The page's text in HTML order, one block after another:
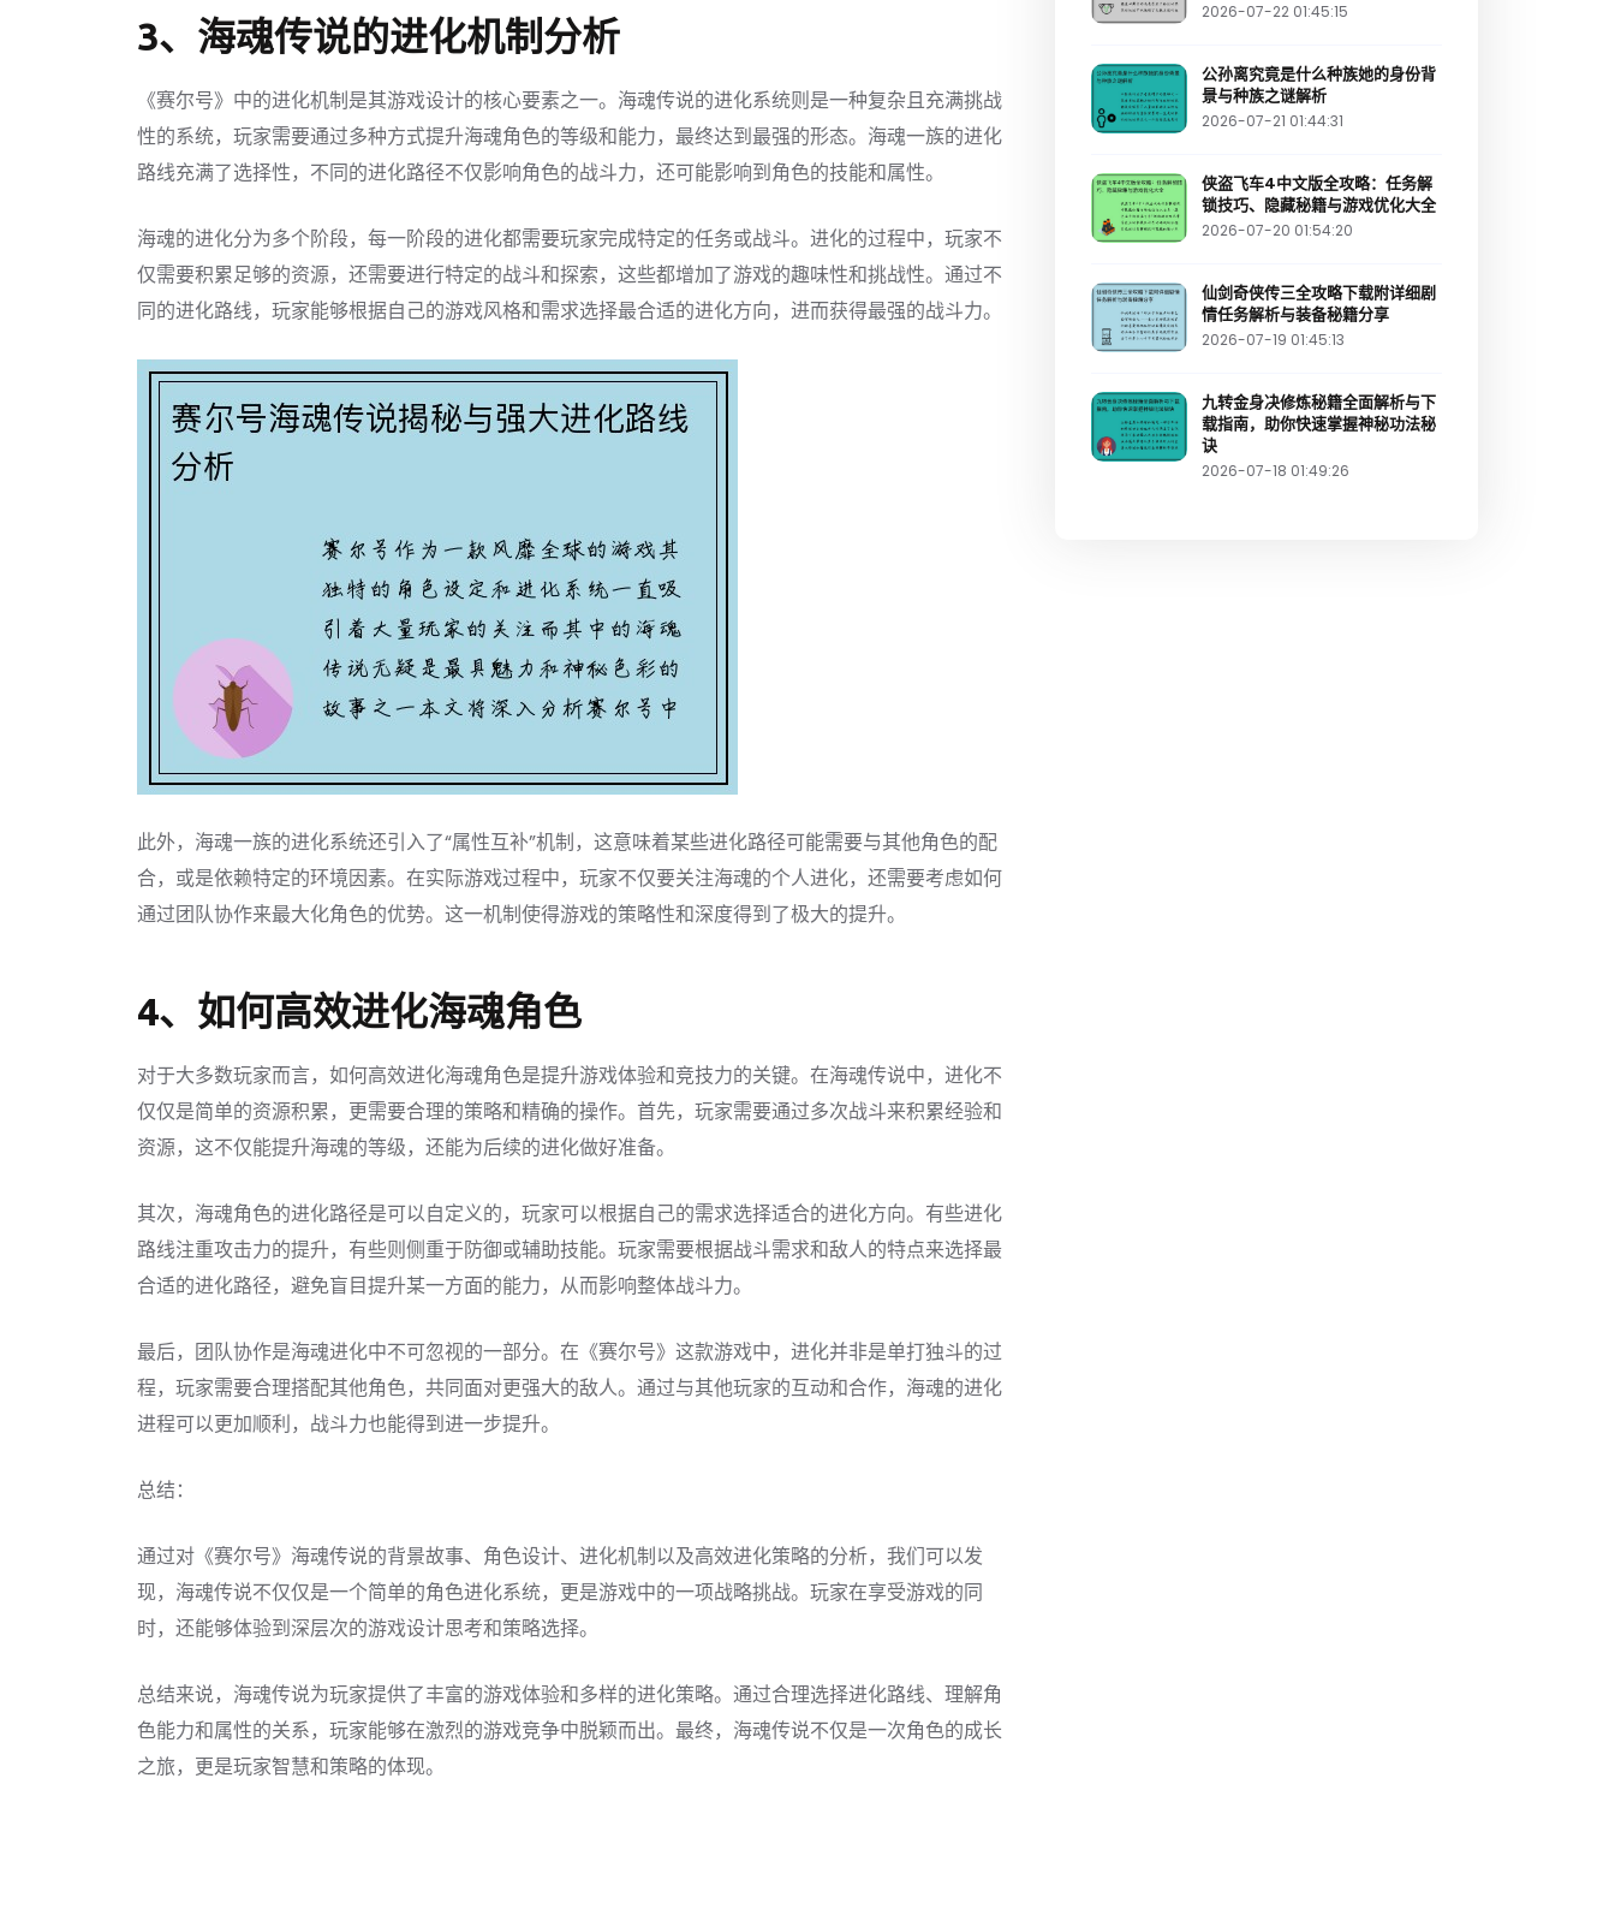
3、海魂传说的进化机制分析
《赛尔号》中的进化机制是其游戏设计的核心要素之一。海魂传说的进化系统则是一种复杂且充满挑战
性的系统，玩家需要通过多种方式提升海魂角色的等级和能力，最终达到最强的形态。海魂一族的进化
路线充满了选择性，不同的进化路径不仅影响角色的战斗力，还可能影响到角色的技能和属性。
海魂的进化分为多个阶段，每一阶段的进化都需要玩家完成特定的任务或战斗。进化的过程中，玩家不
仅需要积累足够的资源，还需要进行特定的战斗和探索，这些都增加了游戏的趣味性和挑战性。通过不
同的进化路线，玩家能够根据自己的游戏风格和需求选择最合适的进化方向，进而获得最强的战斗力。
此外，海魂一族的进化系统还引入了“属性互补”机制，这意味着某些进化路径可能需要与其他角色的配
合，或是依赖特定的环境因素。在实际游戏过程中，玩家不仅要关注海魂的个人进化，还需要考虑如何
通过团队协作来最大化角色的优势。这一机制使得游戏的策略性和深度得到了极大的提升。
4、如何高效进化海魂角色
对于大多数玩家而言，如何高效进化海魂角色是提升游戏体验和竞技力的关键。在海魂传说中，进化不
仅仅是简单的资源积累，更需要合理的策略和精确的操作。首先，玩家需要通过多次战斗来积累经验和
资源，这不仅能提升海魂的等级，还能为后续的进化做好准备。
其次，海魂角色的进化路径是可以自定义的，玩家可以根据自己的需求选择适合的进化方向。有些进化
路线注重攻击力的提升，有些则侧重于防御或辅助技能。玩家需要根据战斗需求和敌人的特点来选择最
合适的进化路径，避免盲目提升某一方面的能力，从而影响整体战斗力。
最后，团队协作是海魂进化中不可忽视的一部分。在《赛尔号》这款游戏中，进化并非是单打独斗的过
程，玩家需要合理搭配其他角色，共同面对更强大的敌人。通过与其他玩家的互动和合作，海魂的进化
进程可以更加顺利，战斗力也能得到进一步提升。
总结：
通过对《赛尔号》海魂传说的背景故事、角色设计、进化机制以及高效进化策略的分析，我们可以发
现，海魂传说不仅仅是一个简单的角色进化系统，更是游戏中的一项战略挑战。玩家在享受游戏的同
时，还能够体验到深层次的游戏设计思考和策略选择。
总结来说，海魂传说为玩家提供了丰富的游戏体验和多样的进化策略。通过合理选择进化路线、理解角
色能力和属性的关系，玩家能够在激烈的游戏竞争中脱颖而出。最终，海魂传说不仅是一次角色的成长
之旅，更是玩家智慧和策略的体现。
2026-07-22 01:45:15
公孙离究竟是什么种族她的身份背
景与种族之谜解析
2026-07-21 01:44:31
侠盗飞车4中文版全攻略：任务解
锁技巧、隐藏秘籍与游戏优化大全
2026-07-20 01:54:20
仙剑奇侠传三全攻略下载附详细剧
情任务解析与装备秘籍分享
2026-07-19 01:45:13
九转金身决修炼秘籍全面解析与下
载指南，助你快速掌握神秘功法秘
诀
2026-07-18 01:49:26